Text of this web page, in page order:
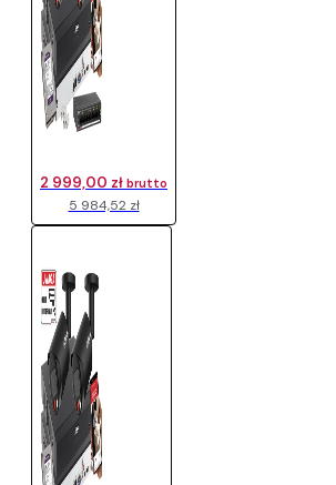
5 984,52 zł
2 999,00 zł brutto